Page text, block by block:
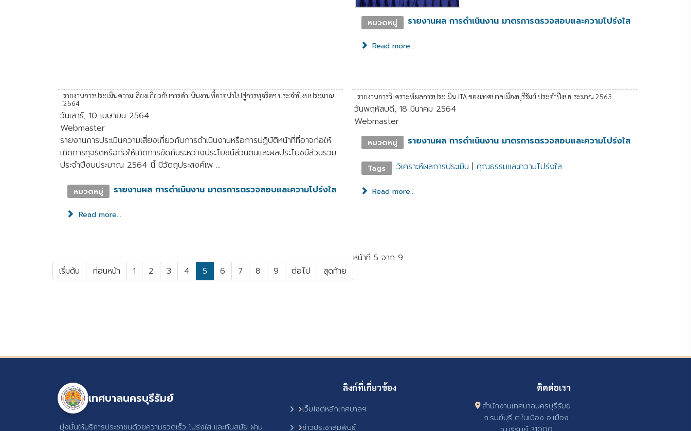
หมวดหมู่ รายงานผล การดำเนินงาน มาตรการตรวจสอบและความโปร่งใส
Read more...
รายงานการประเมินความเสี่ยงเกี่ยวกับการดำเนินงานที่อาจนำไปสู่การทุจริตฯ ประจำปีงบประมาณ
2564
วันเสาร์, 10 เมษายน 2564
Webmaster
รายงานการประเมินความเสี่ยงเกี่ยวกับการดำเนินงานหรือการปฏิบัติหน้าที่ที่อาจก่อให้
เกิดการทุจริตหรือก่อให้เกิดการขัดกันระหว่างประโยชน์ส่วนตนและผลประโยชน์ส่วนรวม
ประจำปีงบประมาณ 2564 นี้ มีวัตถุประสงค์เพ ...
หมวดหมู่ รายงานผล การดำเนินงาน มาตรการตรวจสอบและความโปร่งใส
Read more...
รายงานการวิเคราะห์ผลการประเมิน ITA ของเทศบาลเมืองบุรีรัมย์ ประจำปีงบประมาณ 2563
วันพฤหัสบดี, 18 มีนาคม 2564
Webmaster
หมวดหมู่ รายงานผล การดำเนินงาน มาตรการตรวจสอบและความโปร่งใส
Tags วิเคราะห์ผลการประเมิน | คุณธรรมและความโปร่งใส
Read more...
หน้าที่ 5 จาก 9
เริ่มต้น
ก่อนหน้า 1 2 3 4 5 6 7 8 9 ต่อไป สุดท้าย
เทศบาลนครบุรีรัมย์
มุ่งมั่นให้บริการประชาชนด้วยความรวดเร็ว โปร่งใส และทันสมัย ผ่าน
ลิงก์ที่เกี่ยวข้อง
เว็บไซต์หลักเทศบาลฯ
ข่าวประชาสัมพันธ์
ติดต่อเรา
สำนักงานเทศบาลนครบุรีรัมย์
ถ.รมย์บุรี ต.ในเมือง อ.เมือง